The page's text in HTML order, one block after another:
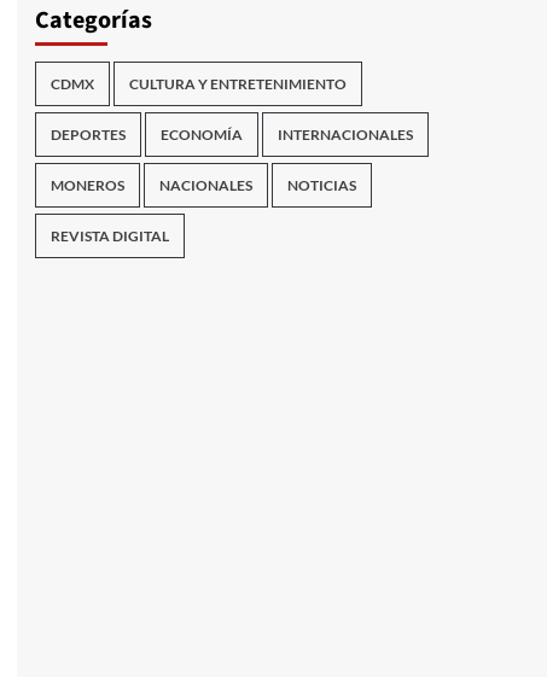
Categorías
CDMX CULTURA Y ENTRETENIMIENTO
DEPORTES ECONOMÍA INTERNACIONALES
MONEROS NACIONALES NOTICIAS
REVISTA DIGITAL